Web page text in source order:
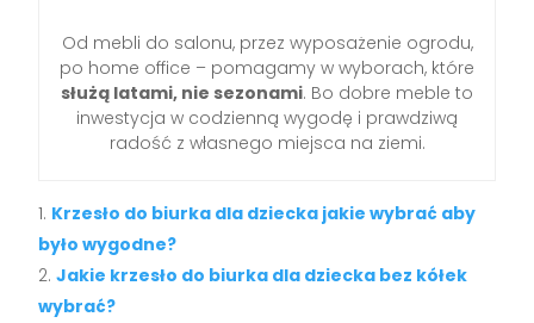
Od mebli do salonu, przez wyposażenie ogrodu,
po home office – pomagamy w wyborach, które
służą latami, nie sezonami. Bo dobre meble to
inwestycja w codzienną wygodę i prawdziwą
radość z własnego miejsca na ziemi.
Krzesło do biurka dla dziecka jakie wybrać aby
było wygodne?
Jakie krzesło do biurka dla dziecka bez kółek
wybrać?